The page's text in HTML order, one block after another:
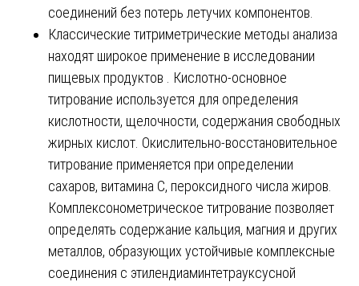
соединений без потерь летучих компонентов.
Классические титриметрические методы анализа
находят широкое применение в исследовании
пищевых продуктов . Кислотно-основное
титрование используется для определения
кислотности, щелочности, содержания свободных
жирных кислот. Окислительно-восстановительное
титрование применяется при определении
сахаров, витамина С, пероксидного числа жиров.
Комплексонометрическое титрование позволяет
определять содержание кальция, магния и других
металлов, образующих устойчивые комплексные
соединения с этилендиаминтетрауксусной